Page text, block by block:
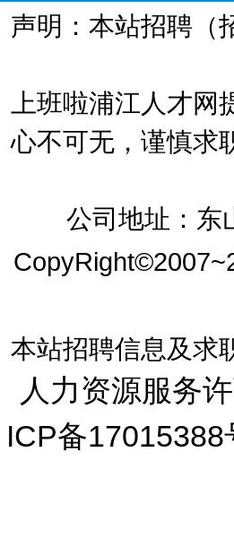
声明：本站招聘（
上班啦浦江人才
心不可无，谨慎求
公司地址：东
本站招聘信息及求
人力资源服务
ICP备17015388